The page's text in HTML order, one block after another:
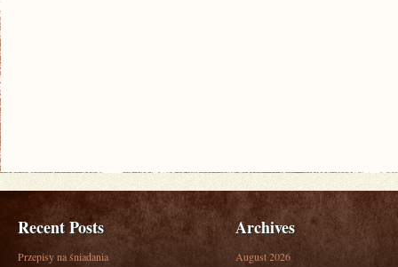
Recent Posts
Przepisy na śniadania
Archives
August 2026